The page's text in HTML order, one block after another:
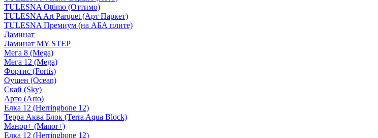
TULESNA Ottimo (Оттимо)
TULESNA Art Parquet (Арт Паркет)
TULESNA Премиум (на АБА плите)
Ламинат
Ламинат MY STEP
Мега 8 (Mega)
Мега 12 (Mega)
Фортис (Fortis)
Оушен (Ocean)
Скай (Sky)
Арто (Arto)
Елка 12 (Herringbone 12)
Терра Аква Блок (Terra Aqua Block)
Манор+ (Manor+)
Елка 12 (Herringbone 12)